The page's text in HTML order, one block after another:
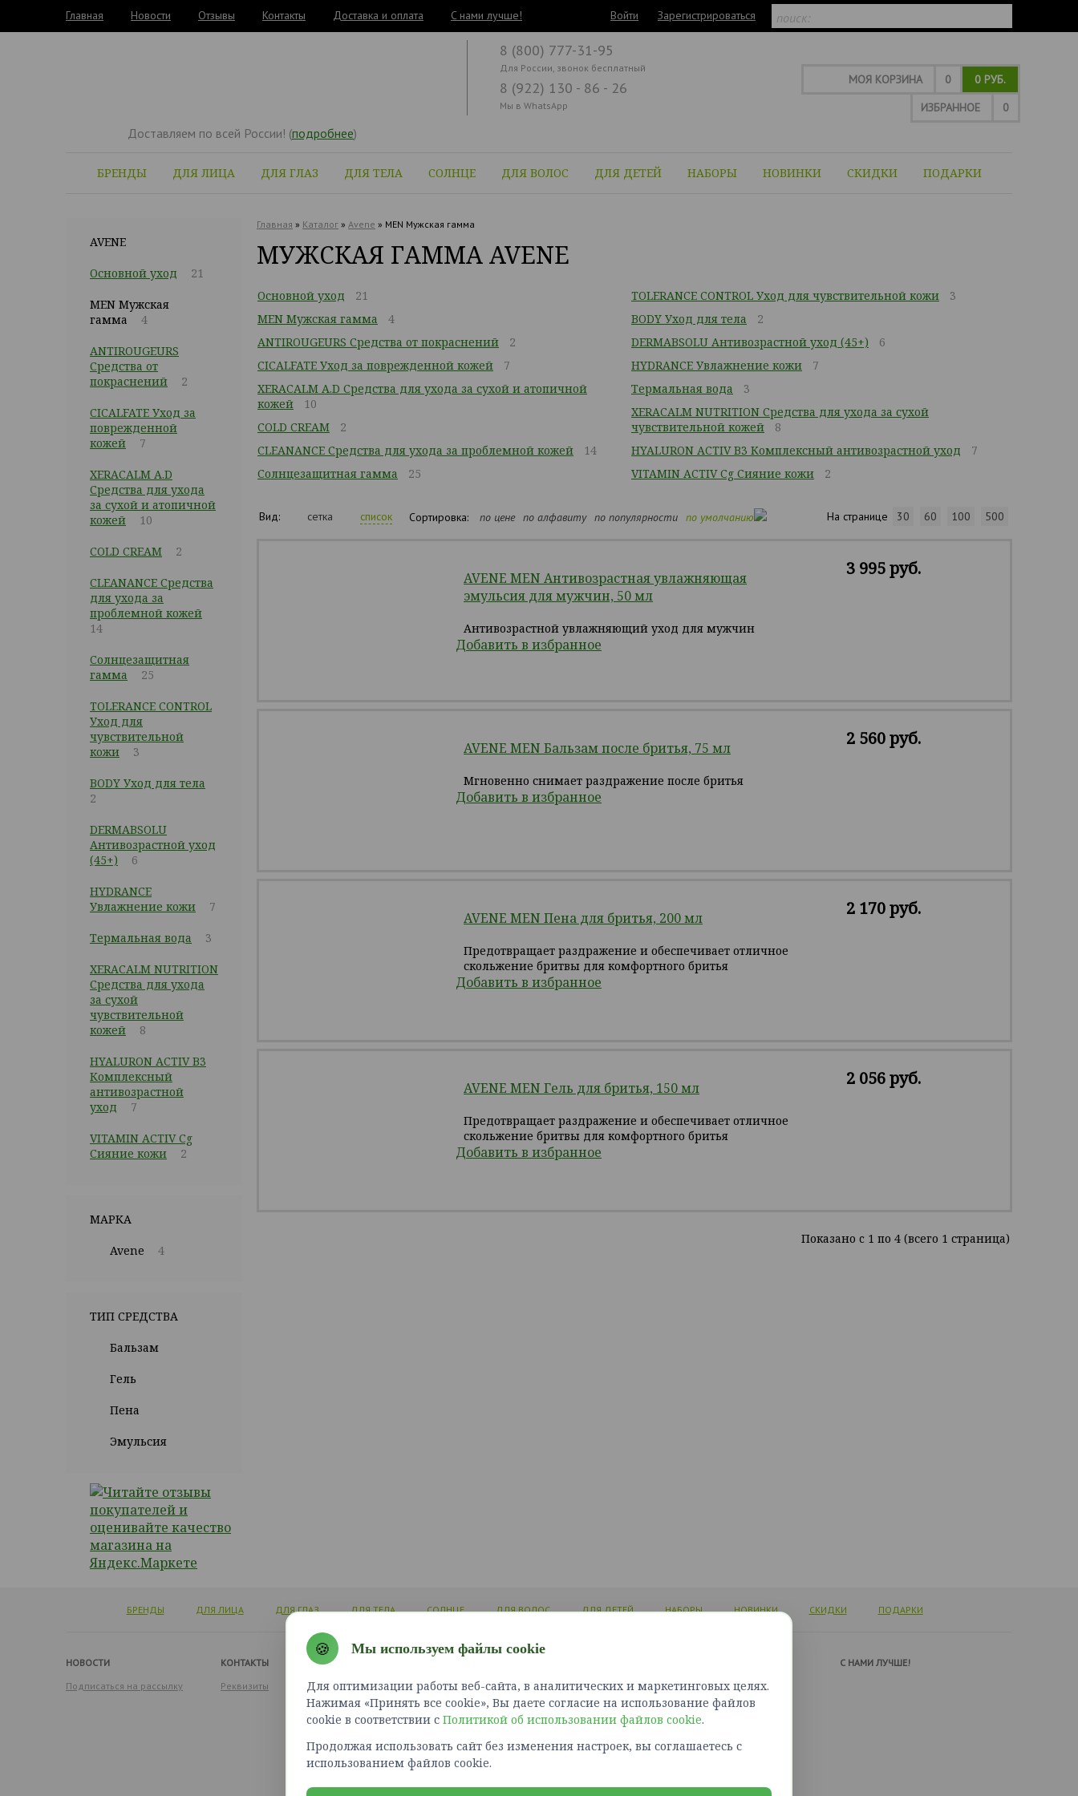
Главная Новости Отзывы Контакты Доставка и оплата C нами лучше! Войти Зарегистрироваться
Доставляем по всей России! (подробнее)
МОЯ КОРЗИНА 0
0 РУБ.
ИЗБРАННОЕ
0
БРЕНДЫ ДЛЯ ЛИЦА ДЛЯ ГЛАЗ ДЛЯ ТЕЛА СОЛНЦЕ ДЛЯ ВОЛОС ДЛЯ ДЕТЕЙ НАБОРЫ НОВИНКИ СКИДКИ ПОДАРКИ
8 (800) 777-31-95
Для России, звонок бесплатный
8 (922) 130 - 86 - 26
Мы в WhatsApp
AVENE
Основной уход 21
MEN Мужская
гамма
4
ANTIROUGEURS
Средства от
покраснений
2
CICALFATE Уход за
поврежденной
кожей
7
XERACALM A.D
Средства для ухода
за сухой и атопичной
кожей
10
COLD CREAM 2
CLEANANCE Средства
для ухода за
проблемной кожей
14
Cолнцезащитная
гамма
25
TOLERANCE CONTROL
Уход для
чувствительной
кожи
3
BODY Уход для тела
2
DERMABSOLU
Антивозрастной уход
(45+)
6
HYDRANCE
Увлажнение кожи
7
Термальная вода 3
XERACALM NUTRITION
Средства для ухода
за сухой
чувствительной
кожей
8
HYALURON ACTIV B3
Комплексный
антивозрастной
уход
7
VITAMIN ACTIV Cg
Сияние кожи
2
МАРКА
Avene 4
ТИП СРЕДСТВА
Бальзам
Гель
Пена
Эмульсия
Главная » Каталог » Avene » MEN Мужская гамма
МУЖСКАЯ ГАММА AVENE
Основной уход
21
MEN Мужская гамма
4
ANTIROUGEURS Средства от покраснений
2
CICALFATE Уход за поврежденной кожей
7
XERACALM A.D Средства для ухода за сухой и атопичной
кожей
10
COLD CREAM
2
CLEANANCE Средства для ухода за проблемной кожей
14
Cолнцезащитная гамма
25
TOLERANCE CONTROL Уход для чувствительной кожи
3
BODY Уход для тела
2
DERMABSOLU Антивозрастной уход (45+)
6
HYDRANCE Увлажнение кожи
7
Термальная вода
3
XERACALM NUTRITION Средства для ухода за сухой
чувствительной кожей
8
HYALURON ACTIV B3 Комплексный антивозрастной уход
7
VITAMIN ACTIV Cg Сияние кожи
2
Вид: сетка список Сортировка: по цене по алфавиту по популярности по умолчанию На странице 30 60 100 500
AVENE MEN Антивозрастная увлажняющая
эмульсия для мужчин, 50 мл
Антивозрастной увлажняющий уход для мужчин
Добавить в избранное
3 995 руб.
AVENE MEN Бальзам после бритья, 75 мл
Мгновенно снимает раздражение после бритья
Добавить в избранное
2 560 руб.
AVENE MEN Пена для бритья, 200 мл
Предотвращает раздражение и обеспечивает отличное
скольжение бритвы для комфортного бритья
Добавить в избранное
2 170 руб.
AVENE MEN Гель для бритья, 150 мл
Предотвращает раздражение и обеспечивает отличное
скольжение бритвы для комфортного бритья
Добавить в избранное
2 056 руб.
Показано c 1 по 4 (всего 1 страница)
БРЕНДЫ ДЛЯ ЛИЦА ДЛЯ ГЛАЗ ДЛЯ ТЕЛА СОЛНЦЕ ДЛЯ ВОЛОС ДЛЯ ДЕТЕЙ НАБОРЫ НОВИНКИ СКИДКИ ПОДАРКИ
НОВОСТИ
Подписаться на рассылку
КОНТАКТЫ
Реквизиты
Войти
Зарегистрироваться
Доставка и оплата
Как сделать заказ?
Политика конфиденциальности
Правила оплаты картами
Связаться с нами
Карта сайта
C НАМИ ЛУЧШЕ!
🍪 Мы используем файлы cookie
Для оптимизации работы веб-сайта, в аналитических и маркетинговых целях.
Нажимая «Принять все cookie», Вы даете согласие на использование файлов
cookie в соответствии с Политикой об использовании файлов cookie.
Продолжая использовать сайт без изменения настроек, вы соглашаетесь с
использованием файлов cookie.